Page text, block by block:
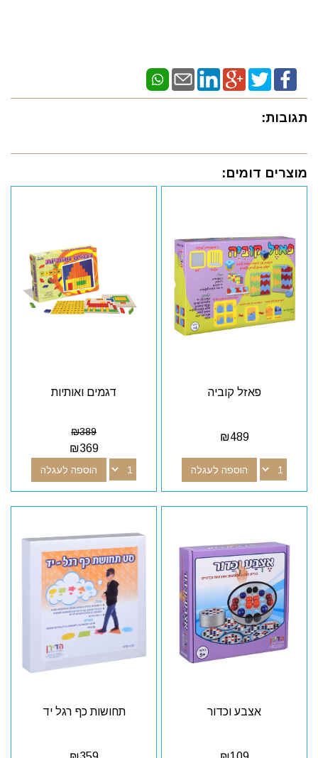
תגובות:
מוצרים דומים:
פאזל קוביה
₪489
הוספה לעגלה
דגמים ואותיות
₪389
₪369
הוספה לעגלה
אצבע וכדור תחושות כף רגל יד